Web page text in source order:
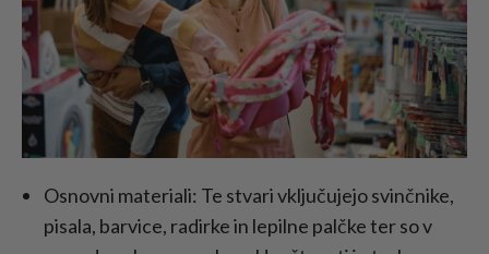
Osnovni materiali: Te stvari vključujejo svinčnike,
pisala, barvice, radirke in lepilne palčke ter so v